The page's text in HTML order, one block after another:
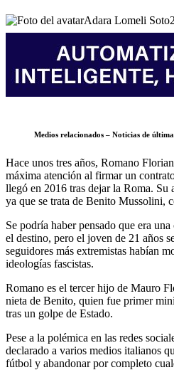
Adara Lomeli Soto
Medios relacionados – Noticias de
Hace unos tres años, Romano
máxima atención al firmar un
llegó en 2016 tras dejar la Roma. Su
ya que se trata de Benito Mussolini,
Se podría haber pensado que era
el destino, pero el joven de 21 años
seguidores más extremistas habían
ideologías fascistas.
Romano es el tercer hijo de Mauro
nieta de Benito, quien fue primer
tras un golpe de Estado.
Pese a la polémica en las redes
declarado a varios medios italianos
fútbol y abandonar por completo